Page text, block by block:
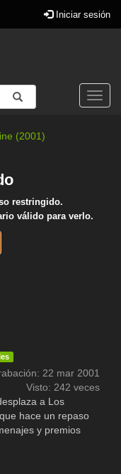
Iniciar sesión
Enviar
Buscar
(2001)
22 mar 2001
Visto: 242 veces
a Los
hace un repaso
y premios